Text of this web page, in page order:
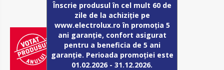
Înscrie produsul în cel mult 60 de
zile de la achiziție pe
www.electrolux.ro în promoția 5
ani garanție, confort asigurat
pentru a beneficia de 5 ani
garanție. Perioada promoției este
01.02.2026 - 31.12.2026.